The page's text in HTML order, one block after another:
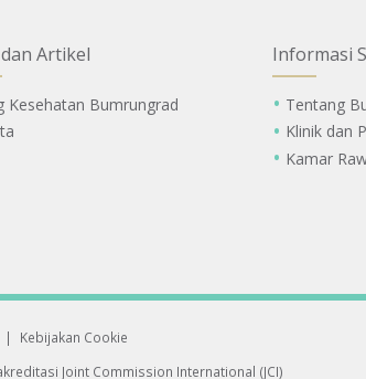
Artikel
Kesehatan Bumrungrad
Informasi
Tentang
Klinik dan
Kamar
|
Kebijakan Cookie
Joint Commission International (JCI)